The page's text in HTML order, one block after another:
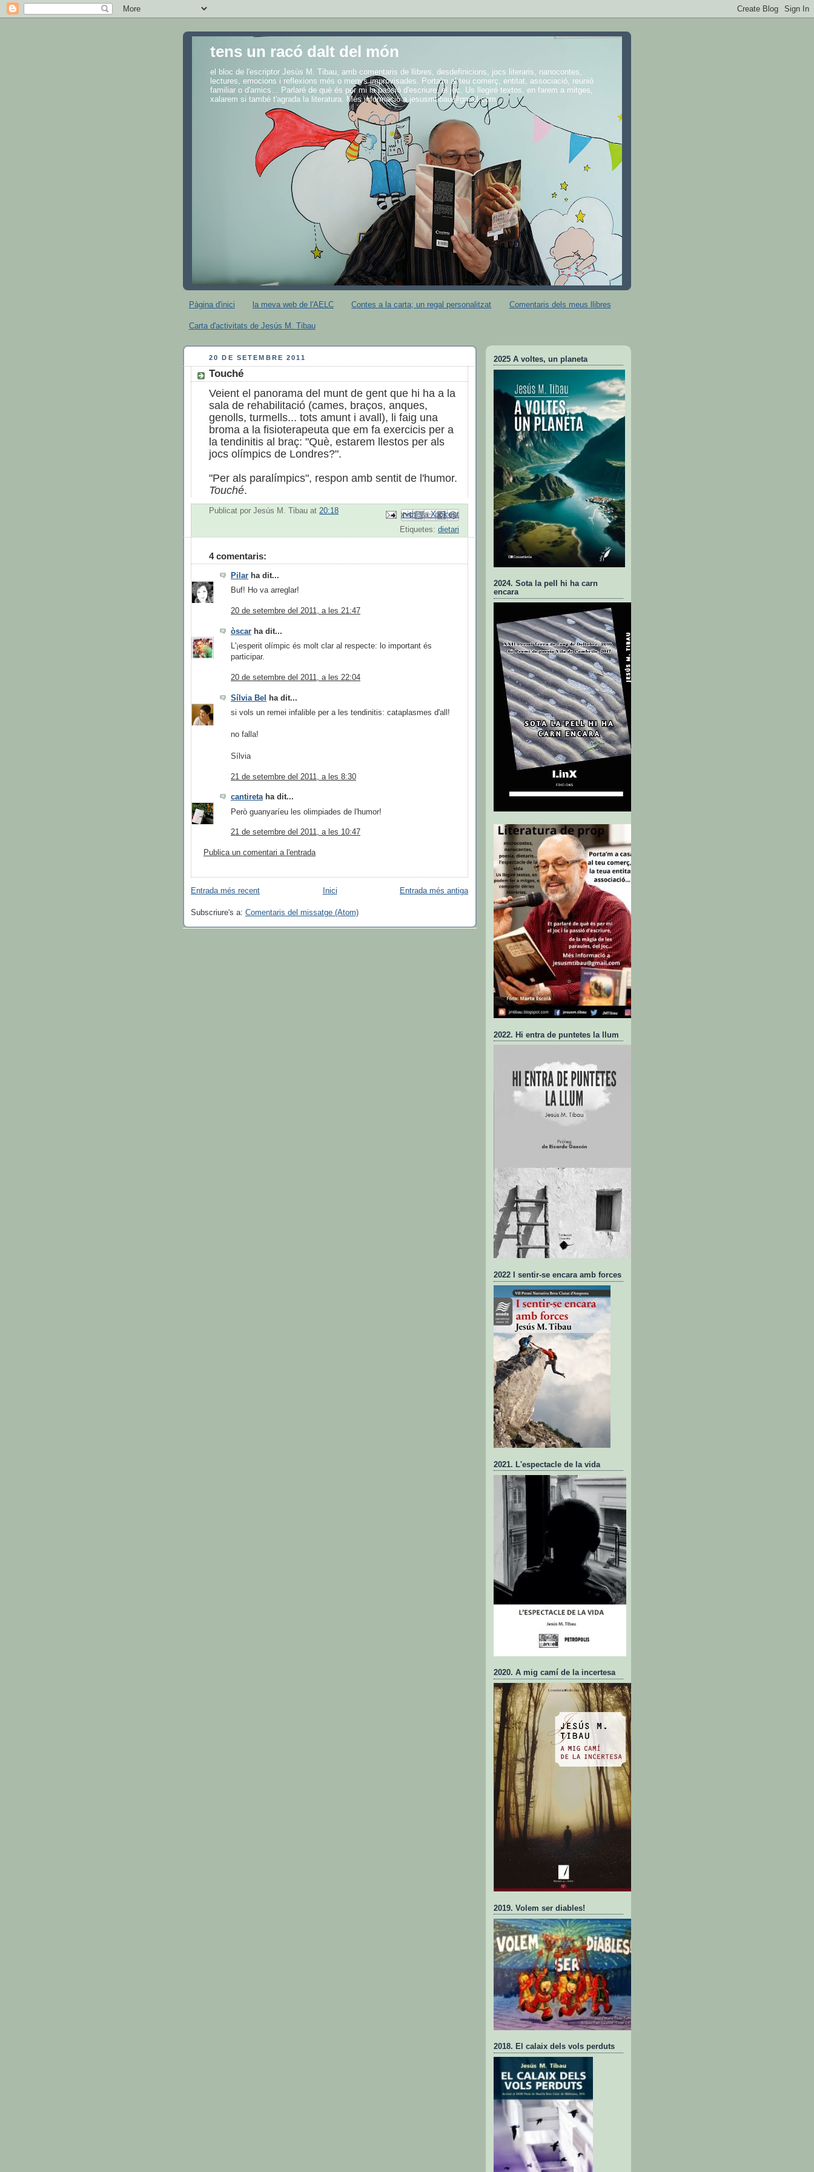
tens un racó dalt del món
el bloc de l'escriptor Jesús M. Tibau, amb comentaris de llibres, desdefinicions, jocs literaris, nanocontes,
lectures, emocions i reflexions més o menys improvisades. Porta'm al teu comerç, entitat, associació, reunió
familiar o d'amics... Parlaré de què és per mi la passió d'escriure, el joc. Us llegiré textos, en farem a mitges,
xalarem si també t'agrada la literatura. Més informació a jesusmtibau@gmail.com
Pàgina d'inici la meva web de l'AELC Contes a la carta; un regal personalitzat Comentaris dels meus llibres
Carta d'activitats de Jesús M. Tibau
20 DE SETEMBRE 2011
Touché
Veient el panorama del munt de gent que hi ha a la
sala de rehabilitació (cames, braços, anques,
genolls, turmells... tots amunt i avall), li faig una
broma a la fisioterapeuta que em fa exercicis per a
la tendinitis al braç: "Què, estarem llestos per als
jocs olímpics de Londres?".
"Per als paralímpics", respon amb sentit de l'humor.
Touché.
Publicat por Jesús M. Tibau at 20:18
Envia per correu electrònic
BlogThis!
Comparteix a X
Comparteix a Facebook
Comparteix a Pinterest
Etiquetes: dietari
4 comentaris:
Pilar ha dit...
Buf! Ho va arreglar!
20 de setembre del 2011, a les 21:47
òscar ha dit...
L'¡esperit olímpic és molt clar al respecte: lo important és
participar.
20 de setembre del 2011, a les 22:04
Sílvia Bel
ha dit...
si vols un remei infalible per a les tendinitis: cataplasmes d'all!
no falla!
Sílvia
21 de setembre del 2011, a les 8:30
cantiretaha dit...
Però guanyaríeu les olimpiades de l'humor!
21 de setembre del 2011, a les 10:47
Publica un comentari a l'entrada
Entrada més recent Entrada més antiga
Inici
Subscriure's a: Comentaris del missatge (Atom)
2025 A voltes, un planeta
2024. Sota la pell hi ha carn
encara
2022. Hi entra de puntetes la llum
2022 I sentir-se encara amb forces
2021. L'espectacle de la vida
2020. A mig camí de la incertesa
2019. Volem ser diables!
2018. El calaix dels vols perduts